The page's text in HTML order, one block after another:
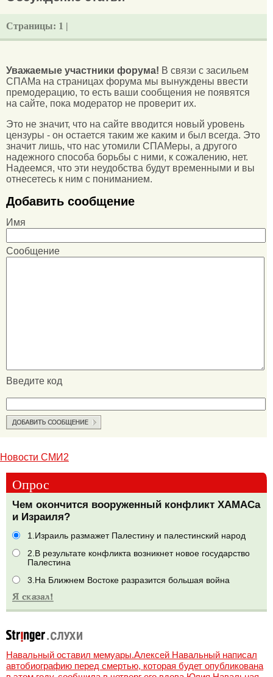
Страницы: 1 |
Уважаемые участники форума! В связи с засильем
СПАМа на страницах форума мы вынуждены ввести
премодерацию, то есть ваши сообщения не появятся
на сайте, пока модератор не проверит их.
Это не значит, что на сайте вводится новый уровень
цензуры - он остается таким же каким и был всегда. Это
значит лишь, что нас утомили СПАМеры, а другого
надежного способа борьбы с ними, к сожалению, нет.
Надеемся, что эти неудобства будут временными и вы
отнесетесь к ним с пониманием.
Добавить сообщение
Имя
Сообщение
Введите код
Новости СМИ2
Опрос
Чем окончится вооруженный конфликт ХАМАСа
и Израиля?
1.Израиль размажет Палестину и палестинский народ
2.В результате конфликта возникнет новое государство
Палестина
3.На Ближнем Востоке разразится большая война
Навальный оставил мемуары.Алексей Навальный написал
автобиографию перед смертью, которая будет опубликована